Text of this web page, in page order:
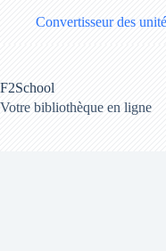
Convertisseur des
F2School
Votre bibliothèque en ligne